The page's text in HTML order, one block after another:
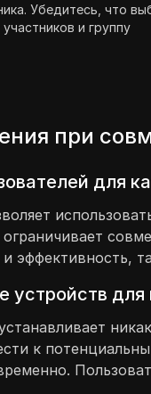
Убедитесь, что
и группу
при
для
ограничивает
эффективность,
устройств
к